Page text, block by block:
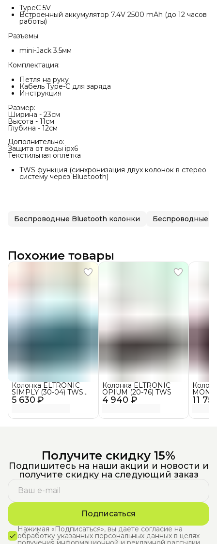
TypeC 5V
Встроенный аккумулятор 7.4V 2500 mAh (до 12 часов
работы)
Разъемы:
mini-Jack 3.5мм
Комплектация:
Петля на руку
Кабель Type-C для заряда
Инструкция
Размер:
Ширина - 23см
Высота - 11см
Глубина - 12см
Дополнительно:
Защита от воды ipx6
Текстильная оплетка
TWS функция (синхронизация двух колонок в стерео
систему через Bluetooth)
Беспроводные Bluetooth колонки Беспроводные
Похожие товары
5 630 ₽
Колонка ELTRONIC
SIMPLY (30-04) TWS
(синяя) 4 940 ₽
Колонка ELTRONIC
OPIUM (20-76) TWS
11
(30-
Получите скидку 15%
Подпишитесь на наши акции и новости и
получите скидку на следующий заказ
Подписаться
Нажимая «Подписаться», вы даете согласие на
обработку указанных персональных данных в целях